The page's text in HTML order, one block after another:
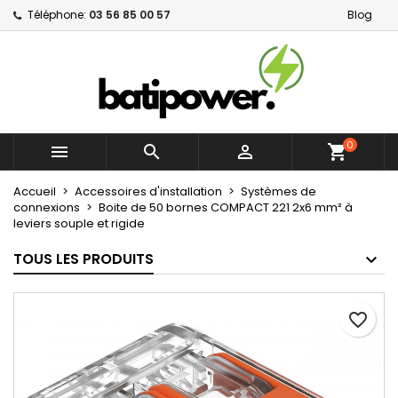
Téléphone: 03 56 85 00 57 Blog
   shopping_cart0
Accueil Accessoires d'installation
Systèmes de
connexions
Boite de 50 bornes COMPACT 221 2x6 mm² à
leviers souple et rigide
TOUS LES PRODUITS
favorite_border
Mes listes d'envies ×
Créer une nouvelle liste
Créer une liste d'envies ×
Nom de la liste d'envies
Annuler Créer une liste d'envies
Connexion ×
Vous devez être connecté pour ajouter des produits
à votre liste d'envies.
Annuler Connexion